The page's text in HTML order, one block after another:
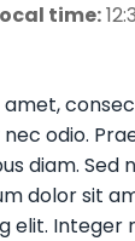
time:
amet,
odio.
diam. Sed
dolor sit
elit. Integer